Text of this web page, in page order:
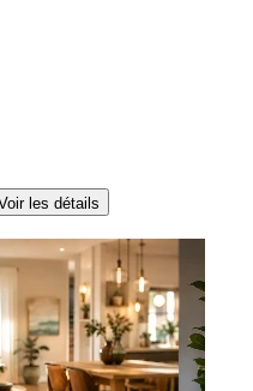
les détails